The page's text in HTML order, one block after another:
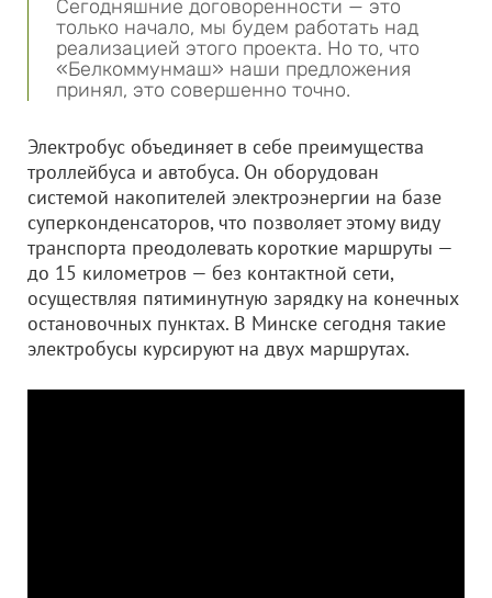
Сегодняшние договоренности — это
только начало, мы будем работать над
реализацией этого проекта. Но то, что
«Белкоммунмаш» наши предложения
принял, это совершенно точно.
Электробус объединяет в себе преимущества
троллейбуса и автобуса. Он оборудован
системой накопителей электроэнергии на базе
суперконденсаторов, что позволяет этому виду
транспорта преодолевать короткие маршруты —
до 15 километров — без контактной сети,
осуществляя пятиминутную зарядку на конечных
остановочных пунктах. В Минске сегодня такие
электробусы курсируют на двух маршрутах.